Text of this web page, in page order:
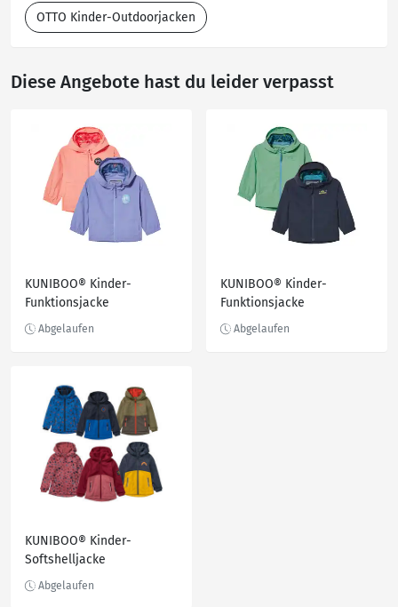
OTTO Kinder-Outdoorjacken
Diese Angebote hast du leider verpasst
KUNIBOO® Kinder-
Funktionsjacke
KUNIBOO® Kinder-
Funktionsjacke
KUNIBOO® Kinder-
Softshelljacke